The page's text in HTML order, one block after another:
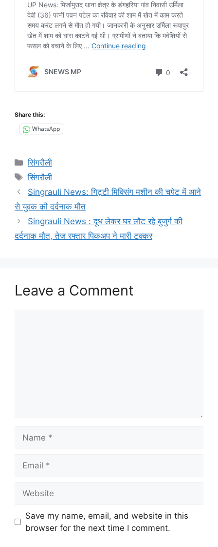
Share this:
WhatsApp
Categories
सिंगरौली
Tags
सिंगरौली
Singrauli News: गिट्टी मिक्सिंग मशीन की चपेट में आने
से युवक की दर्दनाक मौत
Singrauli News : दूध लेकर घर लौट रहे बुजुर्ग की
दर्दनाक मौत, तेज रफ्तार पिकअप ने मारी टक्कर
Leave a Comment
Save my name, email, and website in this
browser for the next time I comment.